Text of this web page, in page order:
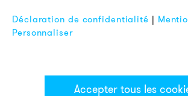
Déclaration de confidentialité |
Personnaliser
Accepter tous les